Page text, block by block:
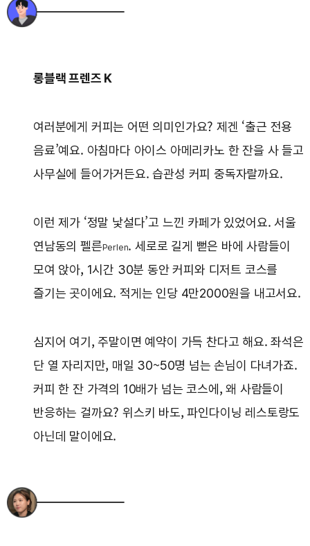
롱블랙 프렌즈 K
여러분에게 커피는 어떤 의미인가요? 제겐 ‘출근 전용
음료’예요. 아침마다 아이스 아메리카노 한 잔을 사 들고
사무실에 들어가거든요. 습관성 커피 중독자랄까요.
이런 제가 ‘정말 낯설다’고 느낀 카페가 있었어요. 서울
연남동의 펠른Perlen. 세로로 길게 뻗은 바에 사람들이
모여 앉아, 1시간 30분 동안 커피와 디저트 코스를
즐기는 곳이에요. 적게는 인당 4만2000원을 내고서요.
심지어 여기, 주말이면 예약이 가득 찬다고 해요. 좌석은
단 열 자리지만, 매일 30~50명 넘는 손님이 다녀가죠.
커피 한 잔 가격의 10배가 넘는 코스에, 왜 사람들이
반응하는 걸까요? 위스키 바도, 파인다이닝 레스토랑도
아닌데 말이에요.